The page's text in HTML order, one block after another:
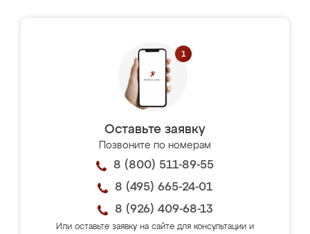
Оставьте заявку
Позвоните по номерам
8 (800) 511-89-55
8 (495) 665-24-01
8 (926) 409-68-13
Или оставьте заявку на сайте для консультации и